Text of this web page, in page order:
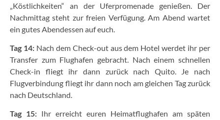
„Köstlichkeiten“ an der Uferpromenade genießen. Der
Nachmittag steht zur freien Verfügung. Am Abend wartet
ein gutes Abendessen auf euch.
Tag 14: Nach dem Check-out aus dem Hotel werdet ihr per
Transfer zum Flughafen gebracht. Nach einem schnellen
Check-in fliegt ihr dann zurück nach Quito. Je nach
Flugverbindung fliegt ihr dann noch am gleichen Tag zurück
nach Deutschland.
Tag 15: Ihr erreicht euren Heimatflughafen am späten